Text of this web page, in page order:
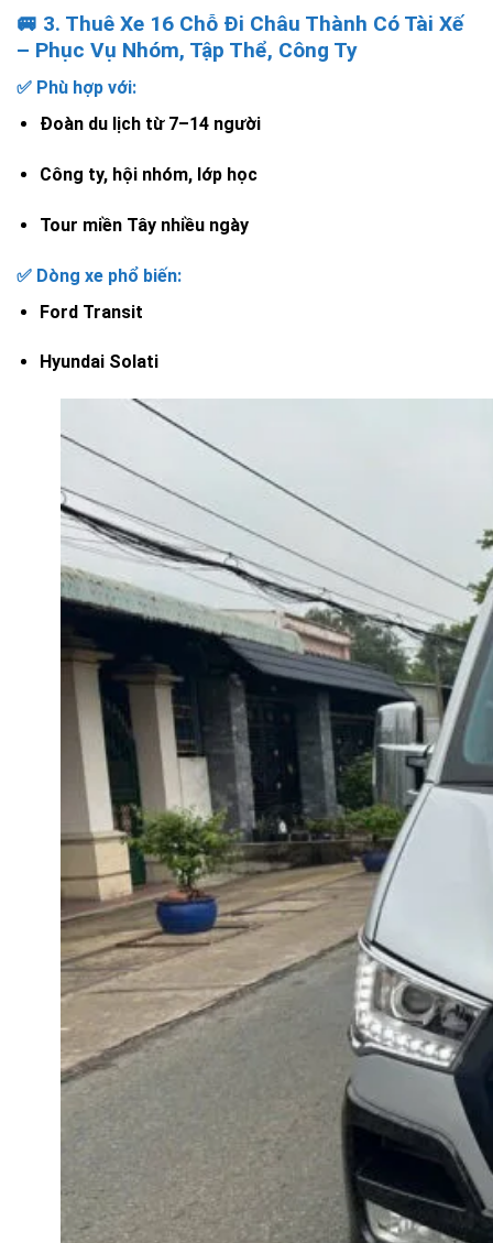
🚐 3. Thuê Xe 16 Chỗ Đi Châu Thành Có Tài Xế
– Phục Vụ Nhóm, Tập Thể, Công Ty
✅ Phù hợp với:
Đoàn du lịch từ 7–14 người
Công ty, hội nhóm, lớp học
Tour miền Tây nhiều ngày
✅ Dòng xe phổ biến:
Ford Transit
Hyundai Solati